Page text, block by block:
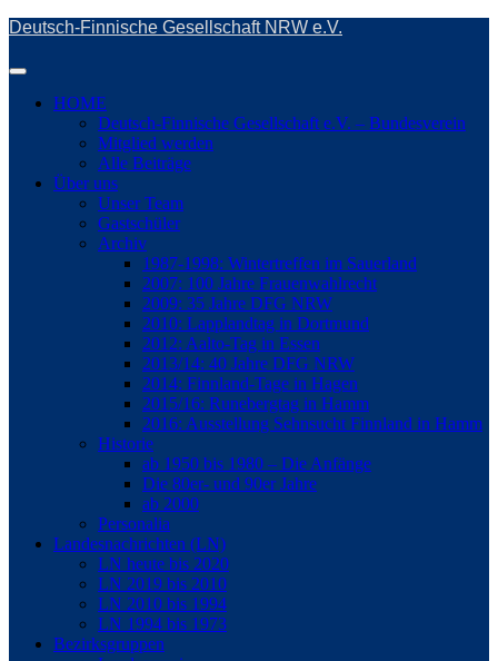
Skip
main
Deutsch-Finnische Gesellschaft NRW e.V.
Toggle
navigation
HOME
Deutsch-Finnische Gesellschaft e.V. – Bundesverein
Mitglied werden
Alle Beiträge
Über uns
Unser Team
Gastschüler
Archiv
1987-1998: Wintertreffen im Sauerland
2007: 100 Jahre Frauenwahlrecht
2009: 35 Jahre DFG NRW
2010: Lapplandtag in Dortmund
2012: Aalto-Tag in Essen
2013/14: 40 Jahre DFG NRW
2014: Finnland-Tage in Hagen
2015/16: Runebergtag in Hamm
2016: Ausstellung Sehnsucht Finnland in Hamm
Historie
ab 1950 bis 1980 – Die Anfänge
Die 80er- und 90er Jahre
ab 2000
Personalia
Landesnachrichten (LN)
LN heute bis 2020
LN 2019 bis 2010
LN 2010 bis 1994
LN 1994 bis 1973
Bezirksgruppen